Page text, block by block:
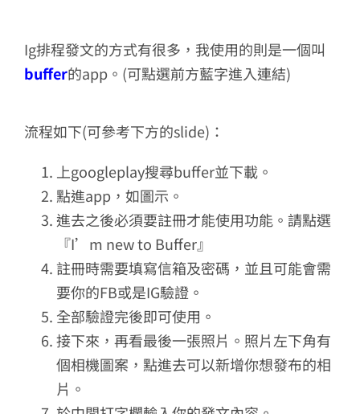
Ig排程發文的方式有很多，我使用的則是一個叫
buffer的app。(可點選前方藍字進入連結)
流程如下(可參考下方的slide)：
上googleplay搜尋buffer並下載。
點進app，如圖示。
進去之後必須要註冊才能使用功能。請點選
『I’m new to Buffer』
註冊時需要填寫信箱及密碼，並且可能會需
要你的FB或是IG驗證。
全部驗證完後即可使用。
接下來，再看最後一張照片。照片左下角有
個相機圖案，點進去可以新增你想發布的相
片。